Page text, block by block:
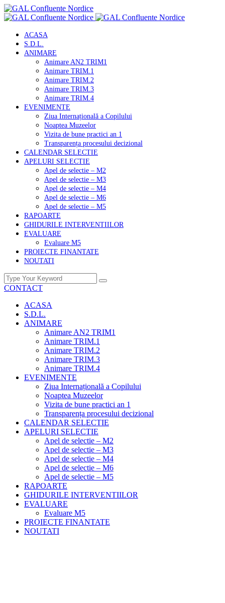
ACASA
S.D.L.
ANIMARE
Animare AN2 TRIM1
Animare TRIM.1
Animare TRIM.2
Animare TRIM.3
Animare TRIM.4
EVENIMENTE
Ziua Internațională a Copilului
Noaptea Muzeelor
Vizita de bune practici an 1
Transparența procesului decizional
CALENDAR SELECTIE
APELURI SELECTIE
Apel de selectie – M2
Apel de selectie – M3
Apel de selectie – M4
Apel de selectie – M6
Apel de selectie – M5
RAPOARTE
GHIDURILE INTERVENTIILOR
EVALUARE
Evaluare M5
PROIECTE FINANTATE
NOUTATI
CONTACT
ACASA
S.D.L.
ANIMARE
Animare AN2 TRIM1
Animare TRIM.1
Animare TRIM.2
Animare TRIM.3
Animare TRIM.4
EVENIMENTE
Ziua Internațională a Copilului
Noaptea Muzeelor
Vizita de bune practici an 1
Transparența procesului decizional
CALENDAR SELECTIE
APELURI SELECTIE
Apel de selectie – M2
Apel de selectie – M3
Apel de selectie – M4
Apel de selectie – M6
Apel de selectie – M5
RAPOARTE
GHIDURILE INTERVENTIILOR
EVALUARE
Evaluare M5
PROIECTE FINANTATE
NOUTATI